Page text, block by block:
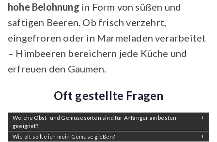
hohe Belohnung in Form von süßen und
saftigen Beeren. Ob frisch verzehrt,
eingefroren oder in Marmeladen verarbeitet
– Himbeeren bereichern jede Küche und
erfreuen den Gaumen.
Oft gestellte Fragen
Welche Obst- und Gemüsesorten sind für Anfänger am besten
geeignet?
Wie oft sollte ich mein Gemüse gießen?